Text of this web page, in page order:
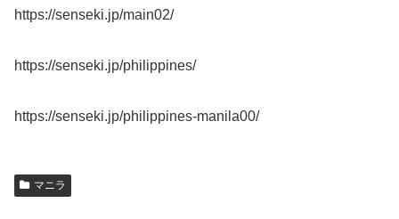
https://senseki.jp/main02/
https://senseki.jp/philippines/
https://senseki.jp/philippines-manila00/
マニラ